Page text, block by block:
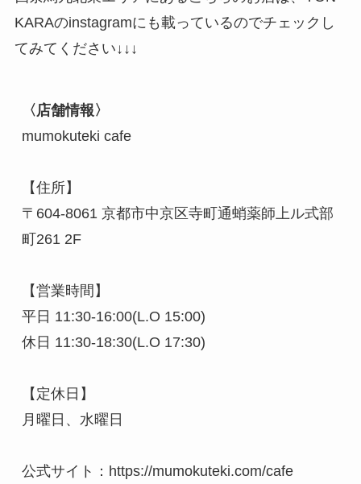
KARAのinstagramにも載っているのでチェックし
てみてください↓↓↓
〈店舗情報〉
mumokuteki cafe
【住所】
〒604-8061 京都市中京区寺町通蛸薬師上ル式部
町261 2F
【営業時間】
平日 11:30-16:00(L.O 15:00)
休日 11:30-18:30(L.O 17:30)
【定休日】
月曜日、水曜日
公式サイト：https://mumokuteki.com/cafe